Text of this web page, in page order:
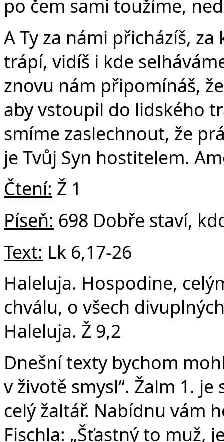
po čem sami toužíme,
A Ty za námi přicházíš,
trápí, vidíš i kde
znovu nám připomínáš,
aby vstoupil do lidského
smíme zaslechnout, že
je Tvůj Syn hostitelem.
Čtení: Ž 1
Píseň: 698 Dobře staví,
Text: Lk 6,17-26
Haleluja. Hospodine,
chválu, o všech
Haleluja. Ž 9,2
Dnešní texty bychom
v životě smysl“. Žalm 1.
celý žaltář. Nabídnu vám
Fischla: „Šťastný to muž,